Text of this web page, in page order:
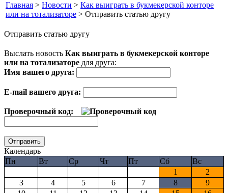
Главная > Новости > Как выиграть в букмекерской конторе
или на тотализаторе > Отправить статью другу
Отправить статью другу
Выслать новость Как выиграть в букмекерской конторе
или на тотализаторе для друга:
Имя вашего друга:
E-mail вашего друга:
Проверочный код:
Календарь
Пн
Вт Ср Чт Пт Сб
Вс
1
2
3
4 5 6 7 8
9